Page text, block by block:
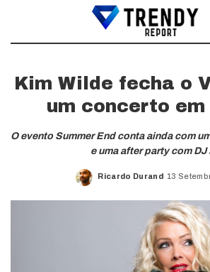
Kim Wilde fecha o
um concerto em
O evento Summer End conta ainda com
e uma after party com DJ
Posted
Ricardo Durand 13